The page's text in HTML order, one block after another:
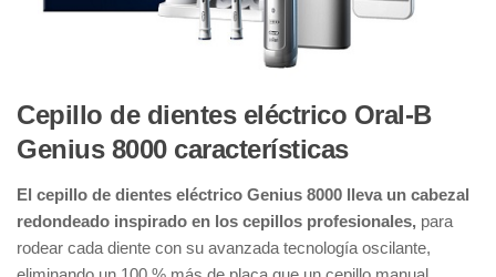
Cepillo de dientes eléctrico Oral-B
Genius 8000 características
El cepillo de dientes eléctrico Genius 8000 lleva un cabezal
redondeado inspirado en los cepillos profesionales, para
rodear cada diente con su avanzada tecnología oscilante,